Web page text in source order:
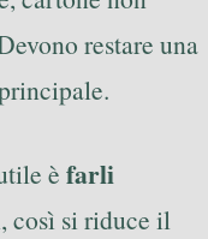
restare una
è farli
così si riduce il